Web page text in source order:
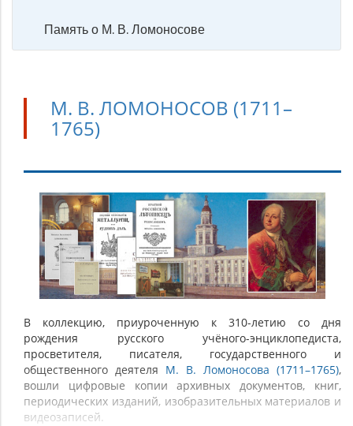
Память о М. В. Ломоносове
М. В. ЛОМОНОСОВ (1711–
1765)
М.
Ломоносов
(1711–
1765)
В коллекцию, приуроченную к 310-летию со дня
рождения русского учёного-энциклопедиста,
просветителя, писателя, государственного и
общественного деятеля М. В. Ломоносова (1711–1765),
вошли цифровые копии архивных документов, книг,
периодических изданий, изобразительных материалов и
видеозаписей.